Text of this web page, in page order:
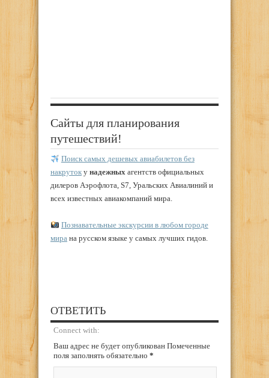
Сайты для планирования
путешествий!
Поиск самых дешевых авиабилетов без
накруток у надежных агентств официальных
дилеров Аэрофлота, S7, Уральских Авиалиний и
всех известных авиакомпаний мира.
Познавательные экскурсии в любом городе
мира на русском языке у самых лучших гидов.
ОТВЕТИТЬ
Connect with:
Ваш адрес не будет опубликован Помеченные
поля заполнять обязательно *